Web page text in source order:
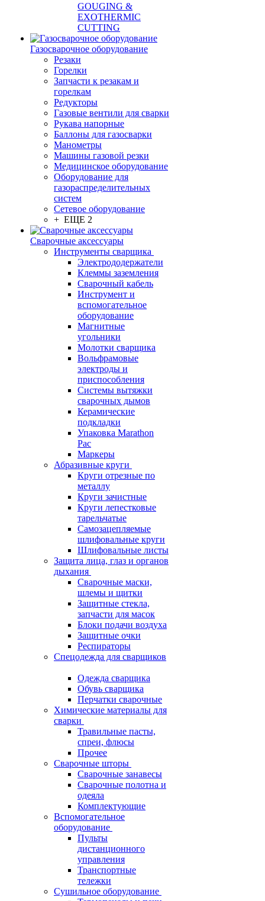
GOUGING &
EXOTHERMIC
CUTTING
Газосварочное оборудование
Резаки
Горелки
Запчасти к резакам и
горелкам
Редукторы
Газовые вентили для сварки
Рукава напорные
Баллоны для газосварки
Манометры
Машины газовой резки
Медицинское оборудование
Оборудование для
газораспределительных
систем
Сетевое оборудование
+ ЕЩЕ 2
Сварочные аксессуары
Инструменты сварщика
Электрододержатели
Клеммы заземления
Сварочный кабель
Инструмент и
вспомогательное
оборудование
Магнитные
угольники
Молотки сварщика
Вольфрамовые
электроды и
приспособления
Системы вытяжки
сварочных дымов
Керамические
подкладки
Упаковка Marathon
Pac
Маркеры
Абразивные круги
Круги отрезные по
металлу
Круги зачистные
Круги лепестковые
тарельчатые
Самозацепляемые
шлифовальные круги
Шлифовальные листы
Защита лица, глаз и органов
дыхания
Сварочные маски,
шлемы и щитки
Защитные стекла,
запчасти для масок
Блоки подачи воздуха
Защитные очки
Респираторы
Спецодежда для сварщиков
Одежда сварщика
Обувь сварщика
Перчатки сварочные
Химические материалы для
сварки
Травильные пасты,
спреи, флюсы
Прочее
Сварочные шторы
Сварочные занавесы
Сварочные полотна и
одеяла
Комплектующие
Вспомогательное
оборудование
Пульты
дистанционного
управления
Транспортные
тележки
Сушильное оборудование